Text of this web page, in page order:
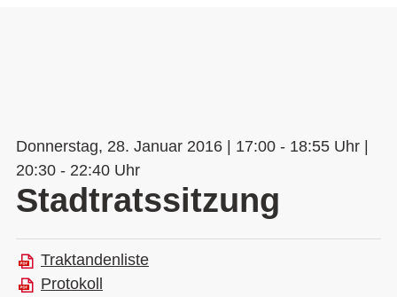
Donnerstag, 28. Januar 2016 | 17:00 - 18:55 Uhr |
20:30 - 22:40 Uhr
Stadtratssitzung
Traktandenliste
Protokoll